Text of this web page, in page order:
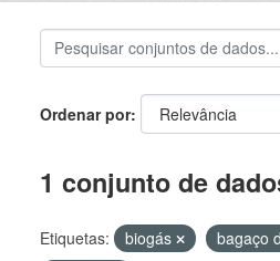
Ordenar por
1 conjunto de
Etiquetas: biogás bagaço